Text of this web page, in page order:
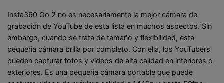
Insta360 Go 2 no es necesariamente la mejor cámara de
grabación de YouTube de esta lista en muchos aspectos. Sin
embargo, cuando se trata de tamaño y flexibilidad, esta
pequeña cámara brilla por completo. Con ella, los YouTubers
pueden capturar fotos y videos de alta calidad en interiores o
exteriores. Es una pequeña cámara portable que puede